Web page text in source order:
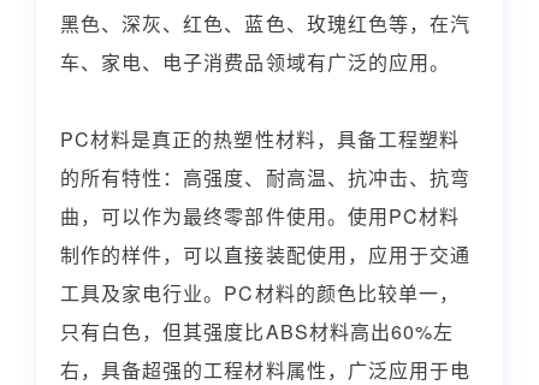
黑色、深灰、红色、蓝色、玫瑰红色等，在汽
车、家电、电子消费品领域有广泛的应用。
PC材料是真正的热塑性材料，具备工程塑料
的所有特性：高强度、耐高温、抗冲击、抗弯
曲，可以作为最终零部件使用。使用PC材料
制作的样件，可以直接装配使用，应用于交通
工具及家电行业。PC材料的颜色比较单一，
只有白色，但其强度比ABS材料高出60%左
右，具备超强的工程材料属性，广泛应用于电